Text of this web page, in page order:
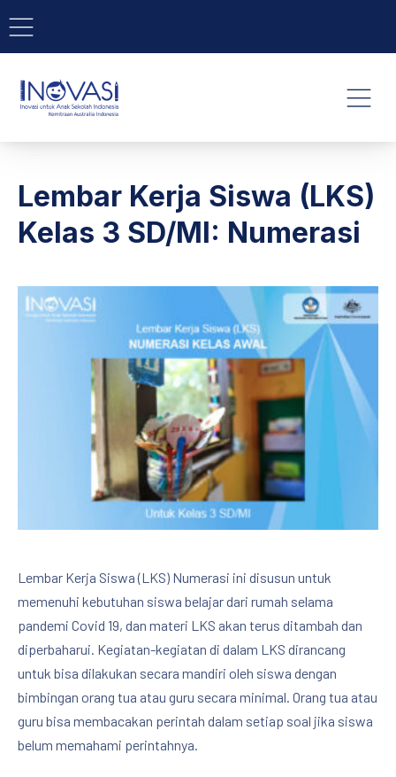
BAR NAVIGATION
INOVASI - Untuk Anak
Lembar Kerja Siswa (LKS)
Kelas 3 SD/MI: Numerasi
Lembar Kerja Siswa (LKS) Numerasi ini disusun untuk
memenuhi kebutuhan siswa belajar dari rumah selama
pandemi Covid 19, dan materi LKS akan terus ditambah dan
diperbaharui. Kegiatan-kegiatan di dalam LKS dirancang
untuk bisa dilakukan secara mandiri oleh siswa dengan
bimbingan orang tua atau guru secara minimal. Orang tua atau
guru bisa membacakan perintah dalam setiap soal jika siswa
belum memahami perintahnya.